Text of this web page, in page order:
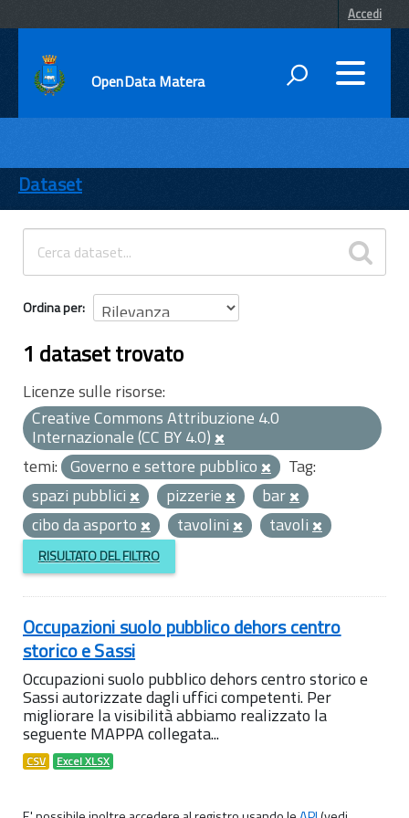
Accedi
OpenData Matera
ENTI
TEMI
INFORMAZIONI
Dataset
Ordina per
1 dataset trovato
Licenze sulle risorse:
Creative Commons Attribuzione 4.0
Internazionale (CC BY 4.0)
temi: Governo e settore pubblico
Tag:
spazi pubblici
pizzerie
bar
cibo da asporto
tavolini tavoli
RISULTATO DEL FILTRO
Occupazioni suolo pubblico dehors centro
storico e Sassi
Occupazioni suolo pubblico dehors centro storico e
Sassi autorizzate dagli uffici competenti. Per
migliorare la visibilità abbiamo realizzato la
seguente MAPPA collegata...
CSV Excel XLSX